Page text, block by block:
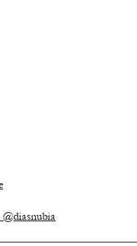
@diasnubia